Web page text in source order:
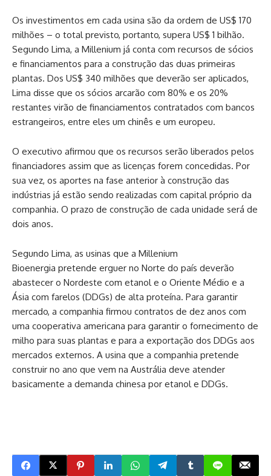
Os investimentos em cada usina são da ordem de US$ 170
milhões – o total previsto, portanto, supera US$ 1 bilhão.
Segundo Lima, a Millenium já conta com recursos de sócios
e financiamentos para a construção das duas primeiras
plantas. Dos US$ 340 milhões que deverão ser aplicados,
Lima disse que os sócios arcarão com 80% e os 20%
restantes virão de financiamentos contratados com bancos
estrangeiros, entre eles um chinês e um europeu.
O executivo afirmou que os recursos serão liberados pelos
financiadores assim que as licenças forem concedidas. Por
sua vez, os aportes na fase anterior à construção das
indústrias já estão sendo realizadas com capital próprio da
companhia. O prazo de construção de cada unidade será de
dois anos.
Segundo Lima, as usinas que a Millenium
Bioenergia pretende erguer no Norte do país deverão
abastecer o Nordeste com etanol e o Oriente Médio e a
Ásia com farelos (DDGs) de alta proteína. Para garantir
mercado, a companhia firmou contratos de dez anos com
uma cooperativa americana para garantir o fornecimento de
milho para suas plantas e para a exportação dos DDGs aos
mercados externos. A usina que a companhia pretende
construir no ano que vem na Austrália deve atender
basicamente a demanda chinesa por etanol e DDGs.